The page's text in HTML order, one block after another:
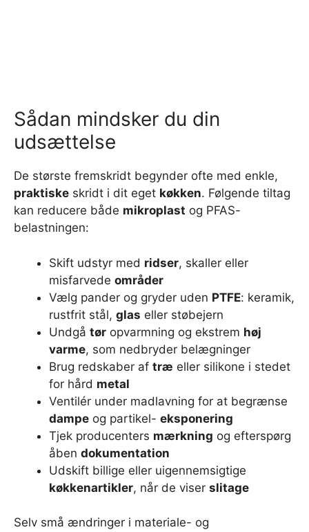
Sådan mindsker du din
udsættelse
De største fremskridt begynder ofte med enkle,
praktiske skridt i dit eget køkken. Følgende tiltag
kan reducere både mikroplast og PFAS-
belastningen:
Skift udstyr med ridser, skaller eller
misfarvede områder
Vælg pander og gryder uden PTFE: keramik,
rustfrit stål, glas eller støbejern
Undgå tør opvarmning og ekstrem høj
varme, som nedbryder belægninger
Brug redskaber af træ eller silikone i stedet
for hård metal
Ventilér under madlavning for at begrænse
dampe og partikel- eksponering
Tjek producenters mærkning og efterspørg
åben dokumentation
Udskift billige eller uigennemsigtige
køkkenartikler, når de viser slitage
Selv små ændringer i materiale- og